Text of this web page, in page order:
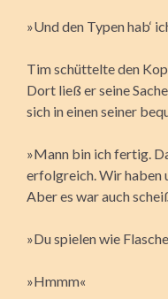
»Und den Typen hab‘
Tim schüttelte den
Dort ließ er seine
sich in einen seiner
»Mann bin ich fertig.
erfolgreich. Wir haben
Aber es war auch
»Du spielen wie
»Hmmm«